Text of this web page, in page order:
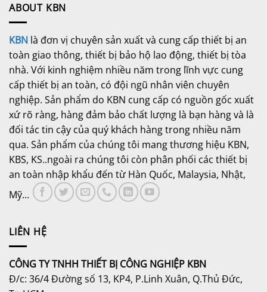
ABOUT KBN
KBN là đơn vị chuyên sản xuất và cung cấp thiết bị an
toàn giao thông, thiết bị bảo hộ lao động, thiết bị tòa
nhà. Với kinh nghiệm nhiều năm trong lĩnh vực cung
cấp thiết bị an toàn, có đội ngũ nhân viên chuyên
nghiệp. Sản phẩm do KBN cung cấp có nguồn gốc xuất
xứ rõ ràng, hàng đảm bảo chất lượng là bạn hàng và là
đối tác tin cậy của quý khách hàng trong nhiều năm
qua. Sản phẩm của chúng tôi mang thương hiệu KBN,
KBS, KS..ngoài ra chúng tôi còn phân phối các thiết bị
an toàn nhập khẩu đến từ Hàn Quốc, Malaysia, Nhật,
Mỹ...
LIÊN HỆ
CÔNG TY TNHH THIẾT BỊ CÔNG NGHIỆP KBN
Đ/c: 36/4 Đường số 13, KP4, P.Linh Xuân, Q.Thủ Đức,